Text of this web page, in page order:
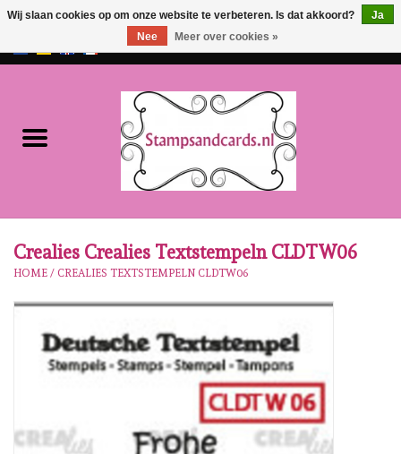
EUR/GBP
NIEUW!!
Workshops
Mallen
Crealies Crealies Textstempeln CLDTW06
HOME / CREALIES TEXTSTEMPELN CLDTW06
Wij slaan cookies op om onze website te verbeteren. Is dat akkoord?
Ja
Nee
Meer over cookies »